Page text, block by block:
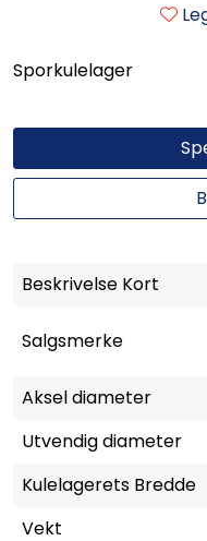
Sporkulelager
Beskrivelse Kort
Salgsmerke
Aksel diameter
Utvendig diameter
Kulelagerets Bredde
Vekt